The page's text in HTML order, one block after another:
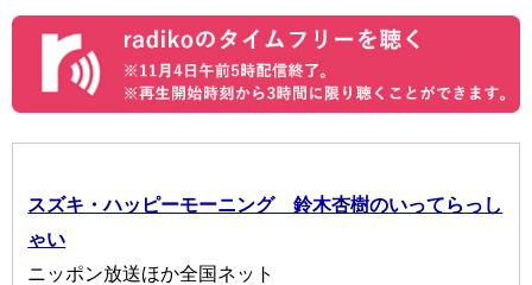
スズキ・ハッピーモーニング 鈴木杏樹のいってらっし
ゃい
ニッポン放送ほか全国ネット